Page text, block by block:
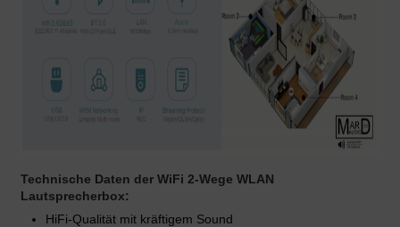
Technische Daten der WiFi 2-Wege WLAN
Lautsprecherbox:
HiFi-Qualität mit kräftigem Sound